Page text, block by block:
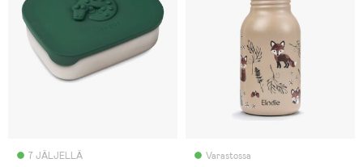
7 JÄLJELLÄ Varastossa